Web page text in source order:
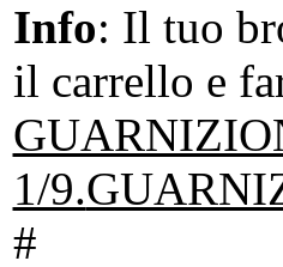
Info: Il tuo
il carrello e
1/9.
#